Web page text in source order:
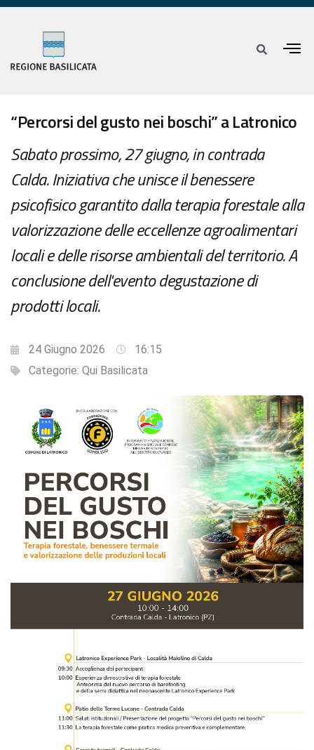
“Percorsi del gusto nei boschi” a Latronico
Sabato prossimo, 27 giugno, in contrada
Calda. Iniziativa che unisce il benessere
psicofisico garantito dalla terapia forestale alla
valorizzazione delle eccellenze agroalimentari
locali e delle risorse ambientali del territorio. A
conclusione dell'evento degustazione di
prodotti locali.
24 Giugno 2026
16:15
Categorie: Qui Basilicata